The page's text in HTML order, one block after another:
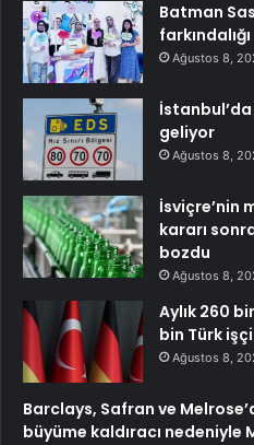
Batman
farkındalığı
Ağustos 8,
İstanbul’da
geliyor
Ağustos 8,
İsviçre’nin
kararı
bozdu
Ağustos 8,
Aylık 260
bin Türk işçi
Ağustos 8,
Barclays, Safran ve
büyüme kaldıracı nedeniyle